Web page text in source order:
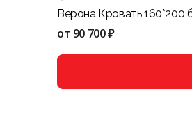
Верона Кровать 160*200
от 90 700 ₽